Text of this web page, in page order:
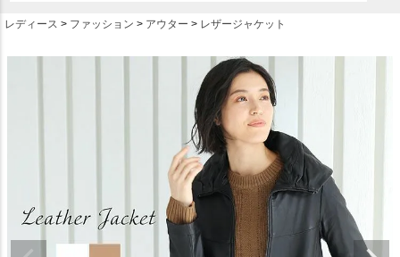
レディース ファッション アウター レザージャケット